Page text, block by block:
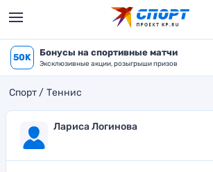
50K Бонусы на спортивные матчи
Эксклюзивные акции, розыгрыши призов
Спорт Теннис
Лариса Логинова